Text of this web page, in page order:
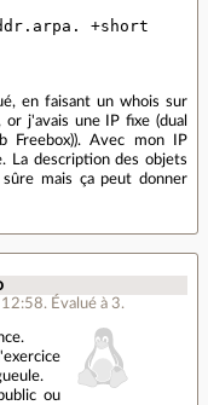
+short
en faisant un whois sur
or j'avais une IP fixe (dual
Freebox)). Avec mon IP
La description des objets
mais ça peut donner
12:58. Évalué à 3.
ou